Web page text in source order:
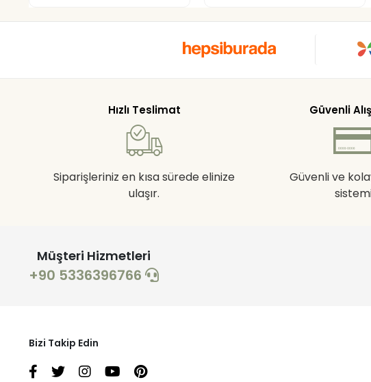
Hızlı Teslimat
Siparişleriniz en kısa sürede elinize
ulaşır.
Güvenli
Güvenli ve
Müşteri Hizmetleri
+90 5336396766
Bizi Takip Edin